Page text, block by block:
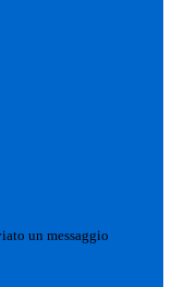
un messaggio